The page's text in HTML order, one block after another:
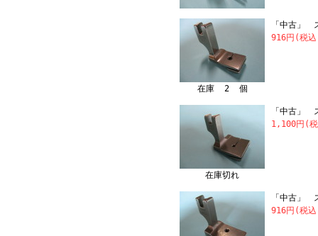
在庫 2 個
「中古」
916円(税
在庫切れ
「中古」
1,100円(
「中古」
916円(税